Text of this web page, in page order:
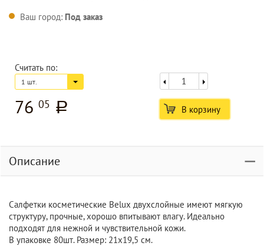
Ваш город: Под заказ
Считать по:
1 шт.
76 05 a В корзину
Описание
Салфетки косметические Belux двухслойные имеют мягкую
структуру, прочные, хорошо впитывают влагу. Идеально
подходят для нежной и чувствительной кожи.
В упаковке 80шт. Размер: 21х19,5 см.